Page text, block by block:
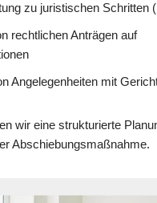
zu juristischen Schritten
rechtlichen Anträgen auf
Angelegenheiten mit
wir eine strukturierte
Abschiebungsmaßnahme.